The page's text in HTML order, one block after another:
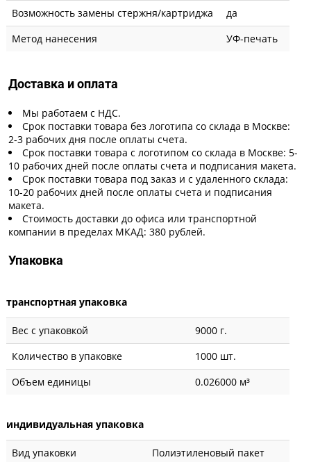
Возможность замены стержня/картриджа
да
Метод нанесения
УФ-печать
Доставка и оплата
Мы работаем с НДС.
Срок поставки товара без логотипа со склада в Москве:
2-3 рабочих дня после оплаты счета.
Срок поставки товара с логотипом со склада в Москве: 5-
10 рабочих дней после оплаты счета и подписания макета.
Срок поставки товара под заказ и с удаленного склада:
10-20 рабочих дней после оплаты счета и подписания
макета.
Стоимость доставки до офиса или транспортной
компании в пределах МКАД: 380 рублей.
Упаковка
транспортная упаковка
Вес с упаковкой
9000 г.
Количество в упаковке
1000 шт.
Объем единицы
0.026000 м³
индивидуальная упаковка
Вид упаковки
Полиэтиленовый пакет